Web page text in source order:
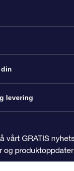
stjerneside
levering
vårt GRATIS
og